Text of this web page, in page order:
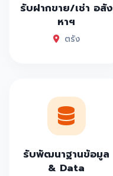
รับฝากขาย/เช่า อสัง
หาฯ
ตรัง
รับพัฒนาฐานข้อมูล
& Data